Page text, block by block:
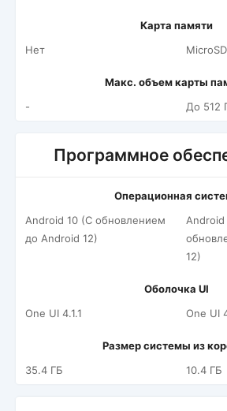
Карта памяти
Нет
MicroSD
Макс. объем карты
-
До 512
Программное
Операционная
Android 10 (С обновлением
до Android 12)
12)
Оболочка UI
One UI 4.1.1
One UI
Размер системы из
35.4 ГБ
10.4 ГБ